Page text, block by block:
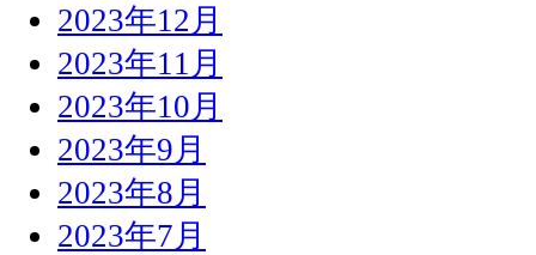
2023年12月
2023年11月
2023年10月
2023年9月
2023年8月
2023年7月